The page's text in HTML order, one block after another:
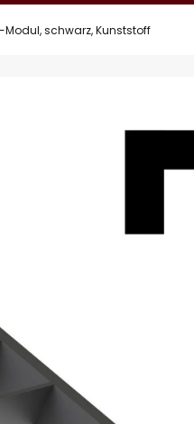
Modul, schwarz, Kunststoff